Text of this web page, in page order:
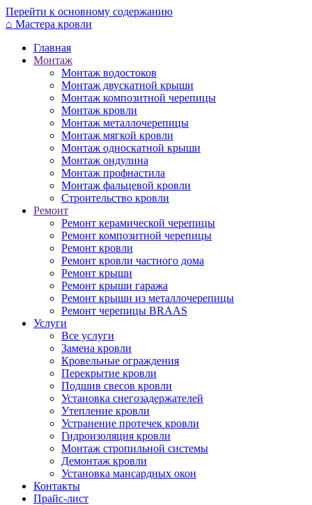
Перейти к основному содержанию
⌂ Мастера кровли
Главная
Монтаж
Монтаж водостоков
Монтаж двускатной крыши
Монтаж композитной черепицы
Монтаж кровли
Монтаж металлочерепицы
Монтаж мягкой кровли
Монтаж односкатной крыши
Монтаж ондулина
Монтаж профнастила
Монтаж фальцевой кровли
Строительство кровли
Ремонт
Ремонт керамической черепицы
Ремонт композитной черепицы
Ремонт кровли
Ремонт кровли частного дома
Ремонт крыши
Ремонт крыши гаража
Ремонт крыши из металлочерепицы
Ремонт черепицы BRAAS
Услуги
Все услуги
Замена кровли
Кровельные ограждения
Перекрытие кровли
Подшив свесов кровли
Установка снегозадержателей
Утепление кровли
Устранение протечек кровли
Гидроизоляция кровли
Монтаж стропильной системы
Демонтаж кровли
Установка мансардных окон
Контакты
Прайс-лист